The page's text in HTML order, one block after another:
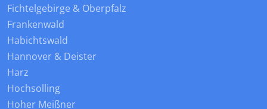
Fichtelgebirge & Oberpfalz
Frankenwald
Habichtswald
Hannover & Deister
Harz
Hochsolling
Hoher Meißner